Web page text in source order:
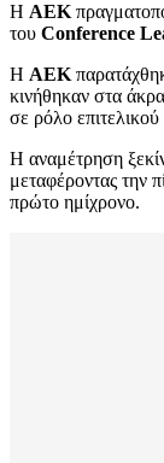
Η ΑΕΚ
του Conference
Η ΑΕΚ
κινήθηκαν στα
σε ρόλο
Η αναμέτρηση
μεταφέροντας την
πρώτο ημίχρονο.